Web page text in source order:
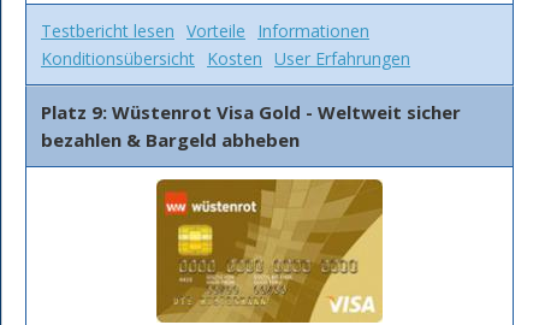
Testbericht lesen Vorteile
Informationen
Konditionsübersicht Kosten User Erfahrungen
Platz 9: Wüstenrot Visa Gold - Weltweit sicher
bezahlen & Bargeld abheben